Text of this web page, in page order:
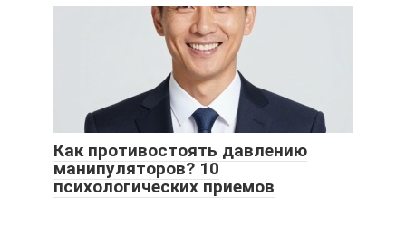
Как противостоять давлению
манипуляторов? 10
психологических приемов